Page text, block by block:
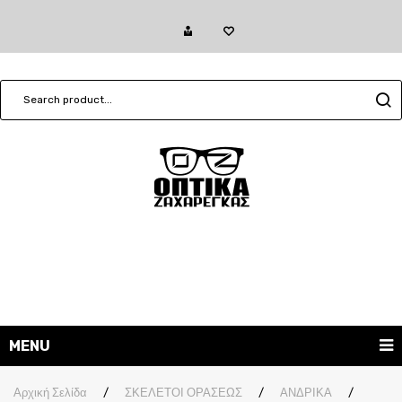
MENU
ΓΥΑΛΙΑ ΗΛΙΟΥ
Αρχική Σελίδα / ΣΚΕΛΕΤΟΙ ΟΡΑΣΕΩΣ / ΑΝΔΡΙΚΑ
/